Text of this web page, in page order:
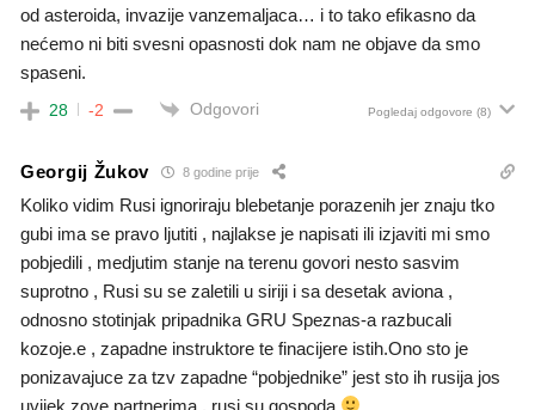
od asteroida, invazije vanzemaljaca… i to tako efikasno da
nećemo ni biti svesni opasnosti dok nam ne objave da smo
spaseni.
28 -2 Odgovori Pogledaj odgovore (8)
Georgij Žukov 8 godine prije
Koliko vidim Rusi ignoriraju blebetanje porazenih jer znaju tko
gubi ima se pravo ljutiti , najlakse je napisati ili izjaviti mi smo
pobjedili , medjutim stanje na terenu govori nesto sasvim
suprotno , Rusi su se zaletili u siriji i sa desetak aviona ,
odnosno stotinjak pripadnika GRU Speznas-a razbucali
kozoje.e , zapadne instruktore te finacijere istih.Ono sto je
ponizavajuce za tzv zapadne “pobjednike” jest sto ih rusija jos
uvijek zove partnerima , rusi su gospoda